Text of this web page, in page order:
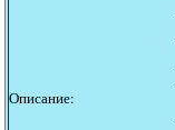
Описание: